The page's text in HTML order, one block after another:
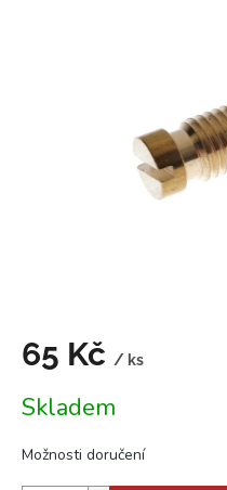
65 Kč / ks
cena:
Skladem
Možnosti doručení